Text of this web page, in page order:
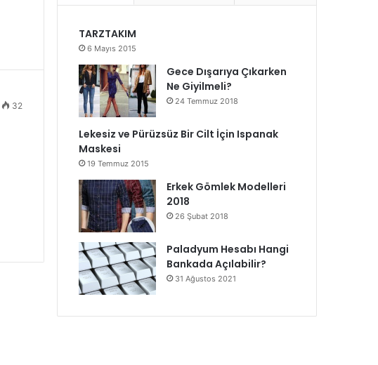
32
TARZTAKIM
6 Mayıs 2015
Gece Dışarıya Çıkarken
Ne Giyilmeli?
24 Temmuz 2018
Lekesiz ve Pürüzsüz Bir Cilt İçin Ispanak
Maskesi
19 Temmuz 2015
Erkek Gömlek Modelleri
2018
26 Şubat 2018
Paladyum Hesabı Hangi
Bankada Açılabilir?
31 Ağustos 2021